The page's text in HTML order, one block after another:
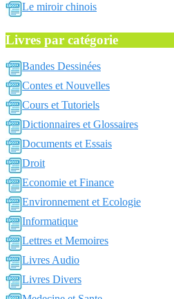
Le miroir chinois
Livres par catégorie
Bandes Dessinées
Contes et Nouvelles
Cours et Tutoriels
Dictionnaires et Glossaires
Documents et Essais
Droit
Economie et Finance
Environnement et Ecologie
Informatique
Lettres et Memoires
Livres Audio
Livres Divers